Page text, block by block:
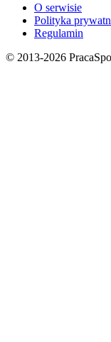
O serwisie
Polityka
Regulamin
© 2013-2026